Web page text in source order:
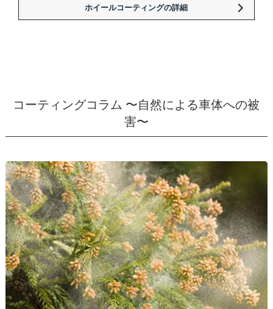
ホイールコーティングの詳細
コーティングコラム 〜自然による車体への被
害〜